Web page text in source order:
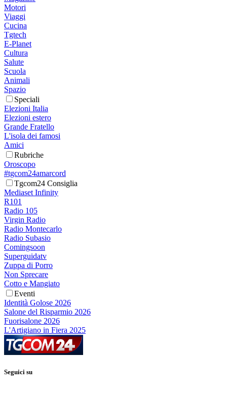
Motori
Viaggi
Cucina
Tgtech
E-Planet
Cultura
Salute
Scuola
Animali
Spazio
Speciali
Elezioni Italia
Elezioni estero
Grande Fratello
L'isola dei famosi
Amici
Rubriche
Oroscopo
#tgcom24amarcord
Tgcom24 Consiglia
Mediaset Infinity
R101
Radio 105
Virgin Radio
Radio Montecarlo
Radio Subasio
Comingsoon
Superguidatv
Zuppa di Porro
Non Sprecare
Cotto e Mangiato
Eventi
Identità Golose 2026
Salone del Risparmio 2026
Fuorisalone 2026
L'Artigiano in Fiera 2025
Seguici su